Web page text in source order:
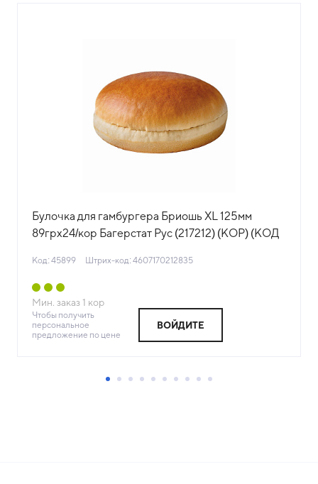
Булочка для гамбургера Бриошь XL 125мм
89грх24/кор Багерстат Рус (217212) (КОР) (КОД
Код: 45899 Штрих-код: 4607170212835
Мин. заказ 1 кор
Чтобы получить
персональное
предложение по цене
ВОЙДИТЕ